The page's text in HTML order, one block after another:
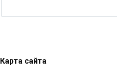
Карта сайта